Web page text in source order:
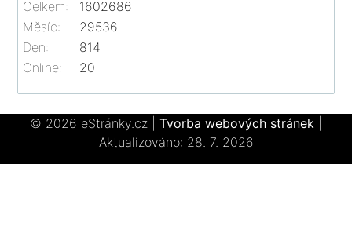
Online: 20
Celkem:
1602686
Měsíc:
29536
Den:
814
© 2026 eStránky.cz Tvorba webových stránek
Aktualizováno: 28. 7. 2026